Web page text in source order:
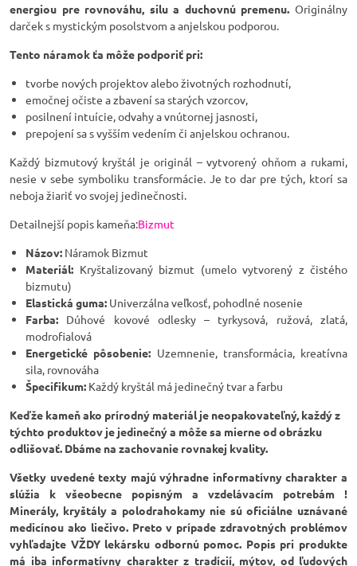
energiou pre rovnováhu, silu a duchovnú premenu. Originálny
darček s mystickým posolstvom a anjelskou podporou.
Tento náramok ťa môže podporiť pri:
tvorbe nových projektov alebo životných rozhodnutí,
emočnej očiste a zbavení sa starých vzorcov,
posilnení intuície, odvahy a vnútornej jasnosti,
prepojení sa s vyšším vedením či anjelskou ochranou.
Každý bizmutový kryštál je originál – vytvorený ohňom a rukami,
nesie v sebe symboliku transformácie. Je to dar pre tých, ktorí sa
neboja žiariť vo svojej jedinečnosti.
Detailnejší popis kameňa:Bizmut
Názov: Náramok Bizmut
Materiál: Kryštalizovaný bizmut (umelo vytvorený z čistého
bizmutu)
Elastická guma: Univerzálna veľkosť, pohodlné nosenie
Farba: Dúhové kovové odlesky – tyrkysová, ružová, zlatá,
modrofialová
Energetické pôsobenie: Uzemnenie, transformácia, kreatívna
sila, rovnováha
Špecifikum: Každý kryštál má jedinečný tvar a farbu
Keďže kameň ako prírodný materiál je neopakovateľný, každý z
týchto produktov je jedinečný a môže sa mierne od obrázku
odlišovať. Dbáme na zachovanie rovnakej kvality.
Všetky uvedené texty majú výhradne informatívny charakter a
slúžia k všeobecne popisným a vzdelávacím potrebám !
Minerály, kryštály a polodrahokamy nie sú oficiálne uznávané
medicínou ako liečivo. Preto v prípade zdravotných problémov
vyhľadajte VŽDY lekársku odbornú pomoc. Popis pri produkte
má iba informatívny charakter z tradícií, mýtov, od ľudových